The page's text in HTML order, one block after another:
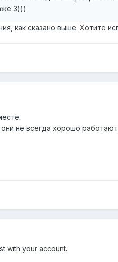
3)))
как сказано выше. Хотите
не всегда хорошо
with your account.